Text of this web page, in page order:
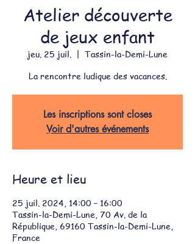
Atelier découverte
de jeux enfant
jeu. 25 juil.
  |
Tassin-la-Demi-Lune
La rencontre ludique des vacances.
Les inscriptions sont closes
Voir d'autres événements
Heure et lieu
25 juil. 2024, 14:00 – 16:00
Tassin-la-Demi-Lune, 70 Av. de la
République, 69160 Tassin-la-Demi-Lune,
France